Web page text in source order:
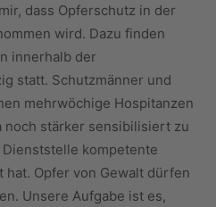
dass Opferschutz in der
wird. Dazu finden
innerhalb der
statt. Schutzmänner und
mehrwöchige Hospitanzen
noch stärker sensibilisiert zu
kompetente
Opfer von Gewalt dürfen
Unsere Aufgabe ist es,